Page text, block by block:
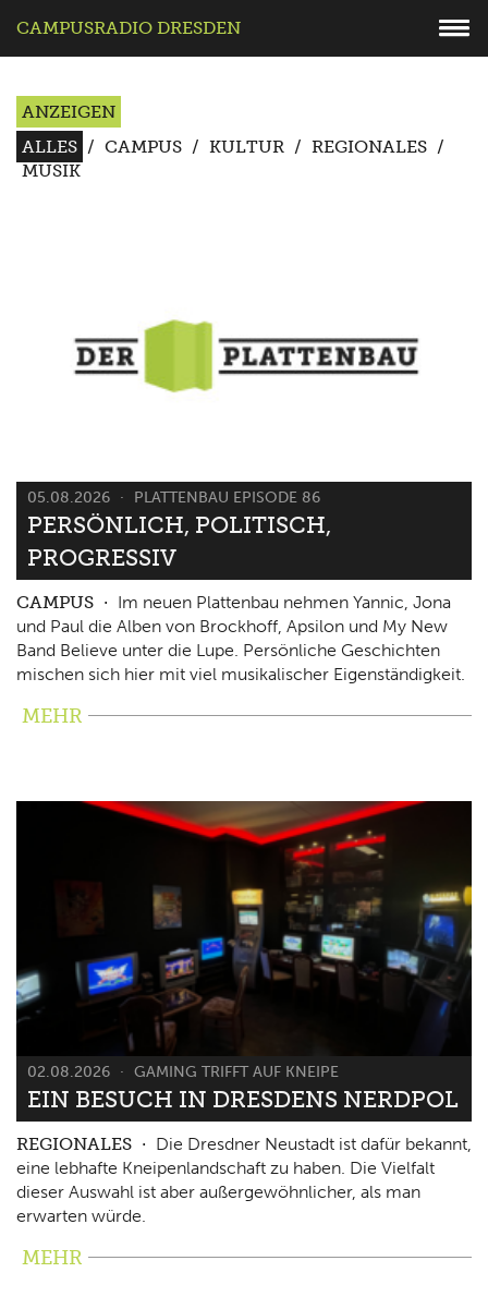
CAMPUSRADIO DRESDEN
ANZEIGEN
ALLES / CAMPUS / KULTUR / REGIONALES /
MUSIK
05.08.2026 PLATTENBAU EPISODE 86
PERSÖNLICH, POLITISCH,
PROGRESSIV
CAMPUS
Im neuen Plattenbau nehmen Yannic, Jona
und Paul die Alben von Brockhoff, Apsilon und My New
Band Believe unter die Lupe. Persönliche Geschichten
mischen sich hier mit viel musikalischer Eigenständigkeit.
MEHR
02.08.2026 GAMING TRIFFT AUF KNEIPE
EIN BESUCH IN DRESDENS NERDPOL
REGIONALES
Die Dresdner Neustadt ist dafür bekannt,
eine lebhafte Kneipenlandschaft zu haben. Die Vielfalt
dieser Auswahl ist aber außergewöhnlicher, als man
erwarten würde.
MEHR